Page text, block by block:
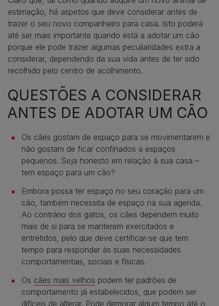
estimação, há aspetos que deve considerar antes de
trazer o seu novo companheiro para casa. Isto poderá
até ser mais importante quando está a adotar um cão
porque ele pode trazer algumas peculiaridades extra a
considerar, dependendo da sua vida antes de ter sido
recolhido pelo centro de acolhimento.
QUESTÕES A CONSIDERAR
ANTES DE ADOTAR UM CÃO
Os cães gostam de espaço para se movimentarem e
não gostam de ficar confinados a espaços
pequenos. Seja honesto em relação à sua casa –
tem espaço para um cão?
Embora possa ter espaço no seu coração para um
cão, também necessita de espaço na sua agenda.
Ao contrário dos gatos, os cães dependem muito
mais de si para se manterem exercitados e
entretidos, pelo que deve certificar-se que tem
tempo para responder às suas necessidades
comportamentais, sociais e físicas.
Os cães mais velhos podem ter padrões de
comportamento já estabelecidos, que podem ser
difíceis de alterar. Pode demorar algum tempo até o